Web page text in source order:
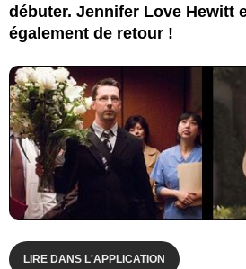
débuter. Jennifer Love Hewitt
également de retour !
LIRE DANS L'APPLICATION